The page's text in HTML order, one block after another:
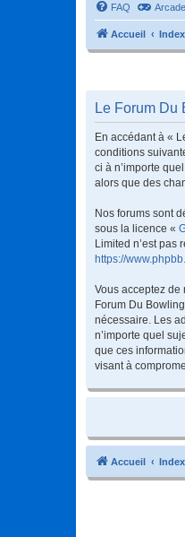
FAQ Arcade
Accueil
Le Forum Du
En accédant à «
conditions
ci à n’importe
alors que des
Nos forums sont
sous la licence «
Limited n’est
https://
Vous acceptez de
Forum Du
nécessaire. Les
n’importe quel
que ces
visant à
Accueil